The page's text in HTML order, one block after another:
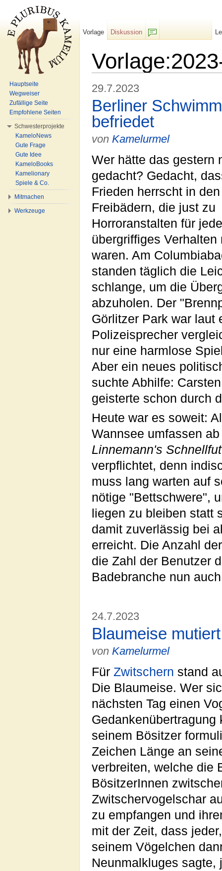
29.7.2023
Berliner
befriedet
von Kamelurmel
Wer hätte das gestern
gedacht? Gedacht,
Frieden herrscht in
Freibädern, die just zu
Horroranstalten für
übergriffiges Verhalten
waren. Am
standen täglich die
schlange, um die
abzuholen. Der
Görlitzer Park war laut
Polizeisprecher
nur eine harmlose
Aber ein neues
suchte Abhilfe:
geisterte schon durch
Heute war es soweit:
Wannsee umfassen
Linnemann's
verpflichtet, denn
muss lang warten auf
nötige "Bettschwere",
liegen zu bleiben statt
damit zuverlässig bei
erreicht. Die Anzahl
die Zahl der Benutzer
Badebranche nun
24.7.2023
Blaumeise
von Kamelurmel
Für Zwitschern stand
Die Blaumeise. Wer
nächsten Tag einen
seinem Bösitzer
Zeichen Länge an
verbreiten, welche die
BösitzerInnen
Zwitschervogelschar
zu empfangen und
mit der Zeit, dass
seinem Vögelchen
Neunmalkluges
Vorlage
Diskussion
Hauptseite
Wegweiser
Zufällige Seite
Empfohlene Seiten
Schwesterprojekte
KameloNews
Gute Frage
Gute Idee
KameloBooks
Kamelionary
Spiele & Co.
Mitmachen
Werkzeuge